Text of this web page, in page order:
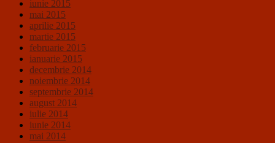
iunie 2015
mai 2015
aprilie 2015
martie 2015
februarie 2015
ianuarie 2015
decembrie 2014
noiembrie 2014
septembrie 2014
august 2014
iulie 2014
iunie 2014
mai 2014